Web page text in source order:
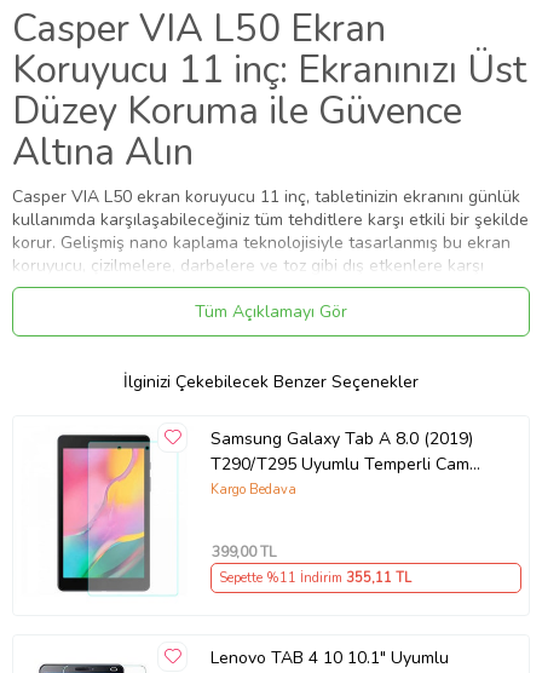
Casper VIA L50 Ekran
Koruyucu 11 inç: Ekranınızı Üst
Düzey Koruma ile Güvence
Altına Alın
Casper VIA L50 ekran koruyucu 11 inç, tabletinizin ekranını günlük
kullanımda karşılaşabileceğiniz tüm tehditlere karşı etkili bir şekilde
korur. Gelişmiş nano kaplama teknolojisiyle tasarlanmış bu ekran
koruyucu, çizilmelere, darbelere ve toz gibi dış etkenlere karşı
üstün bir savunma sağlar. Hem estetik hem de dayanıklılık sunan
bu ürün, tabletiniz için ideal bir koruma çözümü olarak öne çıkar.
Neden Casper VIA L50 Ekran
Koruyucu Tercih Edilmeli?
Casper VIA L50 ekran koruyucu, üstün kaliteli malzemesi ve
yenilikçi nano kaplama teknolojisi sayesinde ekranınızı korurken,
tablet kullanım deneyiminizi üst seviyeye taşır.
Dayanıklı ve Net Görüntü: Parlak yüzeyi sayesinde ekran renklerini
bozmadan net ve canlı bir görüntü sunar. Film izlerken veya oyun
oynarken, her detayı keyifle deneyimleyebilirsiniz.
Dokunmatik Hassasiyeti: Casper VIA L50 ekran koruyucu,
dokunmatik hassasiyetini etkilemez. Kullanıcı dostu bir deneyim
Tüm Açıklamayı Gör
İlginizi Çekebilecek Benzer Seçenekler
Samsung Galaxy Tab A 8.0 (2019)
T290/T295 Uyumlu Temperli Cam
Tablet Ekran Koruyucu (Şeffaf)
Kargo Bedava
399,00 TL
Sepette %11 İndirim 355,11 TL
Lenovo TAB 4 10 10.1" Uyumlu